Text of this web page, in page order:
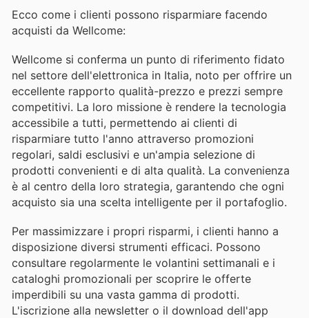
Ecco come i clienti possono risparmiare facendo
acquisti da Wellcome:
Wellcome si conferma un punto di riferimento fidato
nel settore dell'elettronica in Italia, noto per offrire un
eccellente rapporto qualità-prezzo e prezzi sempre
competitivi. La loro missione è rendere la tecnologia
accessibile a tutti, permettendo ai clienti di
risparmiare tutto l'anno attraverso promozioni
regolari, saldi esclusivi e un'ampia selezione di
prodotti convenienti e di alta qualità. La convenienza
è al centro della loro strategia, garantendo che ogni
acquisto sia una scelta intelligente per il portafoglio.
Per massimizzare i propri risparmi, i clienti hanno a
disposizione diversi strumenti efficaci. Possono
consultare regolarmente le volantini settimanali e i
cataloghi promozionali per scoprire le offerte
imperdibili su una vasta gamma di prodotti.
L'iscrizione alla newsletter o il download dell'app